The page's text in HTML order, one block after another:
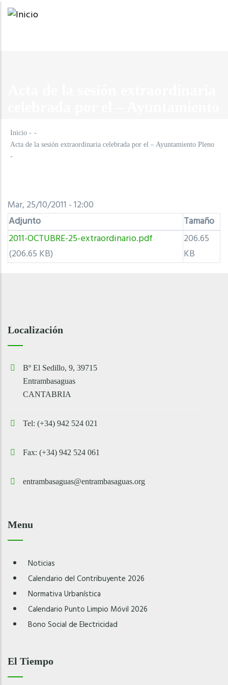
Pasar
Inicio - -
Acta de la sesión extraordinaria celebrada por el – Ayuntamiento Pleno
-
Mar, 25/10/2011 - 12:00
Adjunto
Tamaño
2011-OCTUBRE-25-extraordinario.pdf
(206.65 KB)
206.65
KB
Localización
Bº El Sedillo, 9, 39715
Entrambasaguas
CANTABRIA
Tel: (+34) 942 524 021
Fax: (+34) 942 524 061
entrambasaguas@entrambasaguas.org
Menu
Noticias
Calendario del Contribuyente 2026
Normativa Urbanística
Calendario Punto Limpio Móvil 2026
Bono Social de Electricidad
El Tiempo